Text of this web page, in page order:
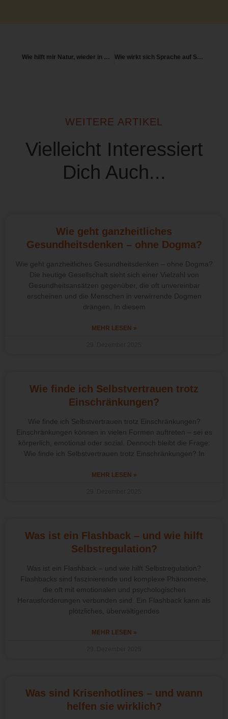
Wie hilft mir Natur, wieder in Balance zu kommen? Wie wirkt sich Sprache auf Selbstbild und Körperwahrnehmung aus?
WEITERE ARTIKEL
Vielleicht Interessiert
Dich Auch...
Wie geht ganzheitliches
Gesundheitsdenken – ohne Dogma?
Wie geht ganzheitliches Gesundheitsdenken – ohne Dogma?
Die heutige Gesellschaft sieht sich einer Vielzahl von
Gesundheitsansätzen gegenüber, die oft unvereinbar
erscheinen und die Menschen in verwirrende Dogmen
drängen. In diesem
MEHR LESEN »
Wie finde ich Selbstvertrauen trotz
Einschränkungen?
Wie finde ich Selbstvertrauen trotz Einschränkungen?
Einschränkungen können in vielen Formen auftreten – sei es
körperlich, emotional oder sozial. Dennoch bleibt die Frage:
Wie finde ich Selbstvertrauen trotz Einschränkungen? In
MEHR LESEN »
Was ist ein Flashback – und wie hilft
Selbstregulation?
Was ist ein Flashback – und wie hilft Selbstregulation?
Flashbacks sind faszinierende und komplexe Phänomene,
die oft mit emotionalen und psychologischen
Herausforderungen verbunden sind. Ein Flashback kann als
plötzliches, überwältigendes
MEHR LESEN »
Was sind Krisenhotlines – und wann
helfen sie wirklich?